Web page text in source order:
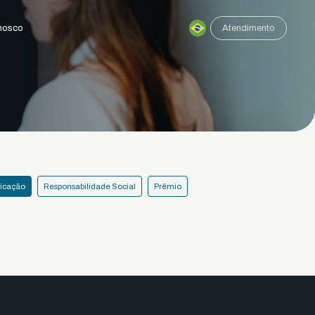
Atendimento
Responsabilidade Social Prêmio